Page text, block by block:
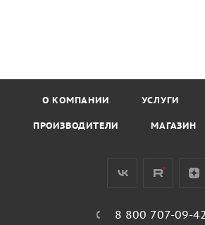
О КОМПАНИИ УСЛУГИ
ПРОИЗВОДИТЕЛИ МАГАЗИН
8 800 707-09-42